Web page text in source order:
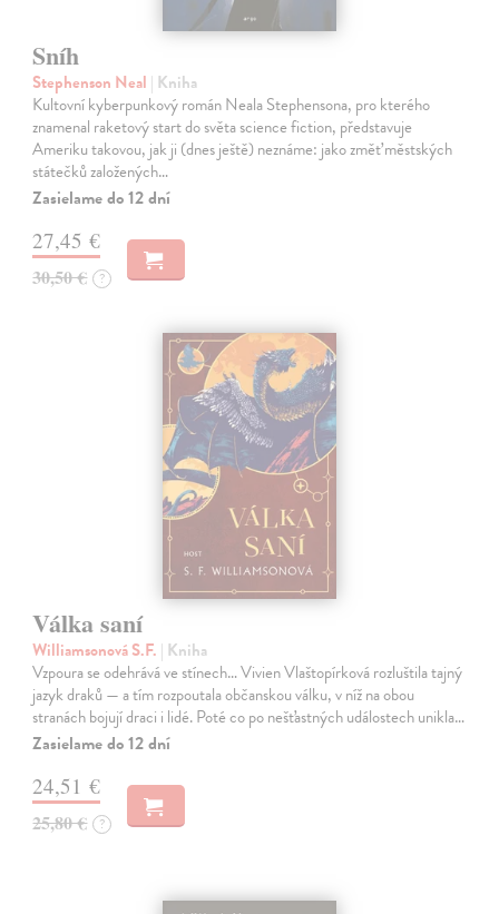
Sníh
Stephenson Neal | Kniha
Kultovní kyberpunkový román Neala Stephensona, pro kterého
znamenal raketový start do světa science fiction, představuje
Ameriku takovou, jak ji (dnes ještě) neznáme: jako změť městských
státečků založených…
Zasielame do 12 dní
27,45 €
30,50 € ?
Válka saní
Williamsonová S.F. | Kniha
Vzpoura se odehrává ve stínech… Vivien Vlaštopírková rozluštila tajný
jazyk draků — a tím rozpoutala občanskou válku, v níž na obou
stranách bojují draci i lidé. Poté co po nešťastných událostech unikla…
Zasielame do 12 dní
24,51 €
25,80 € ?